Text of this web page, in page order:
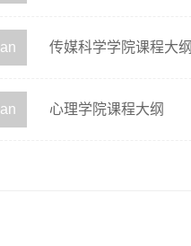
传媒科学学院课程大纲
心理学院课程大纲